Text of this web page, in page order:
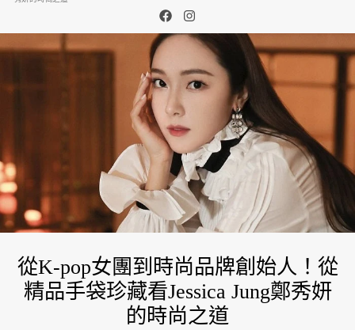
從K-pop女團到時尚品牌創始人！從
精品手袋珍藏看Jessica Jung鄭秀妍
的時尚之道